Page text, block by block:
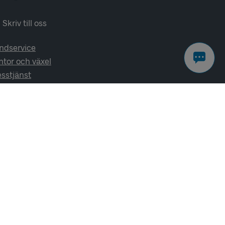
Skriv till oss
och växel